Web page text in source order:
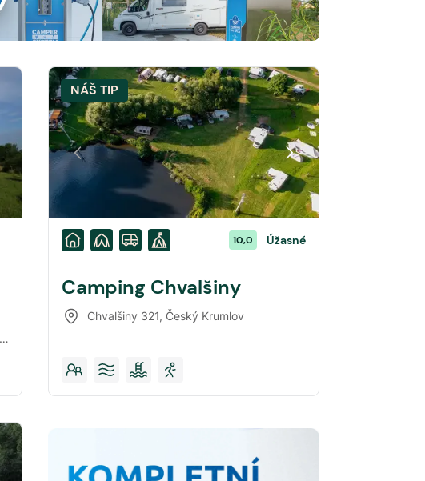
NÁŠ TIP
10,0 Úžasné
Camping Chvalšiny
Chvalšiny 321, Český Krumlov